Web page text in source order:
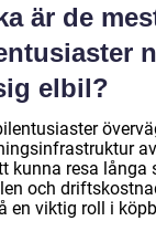
är de
elbil?
kunna resa långa
och
en viktig roll i